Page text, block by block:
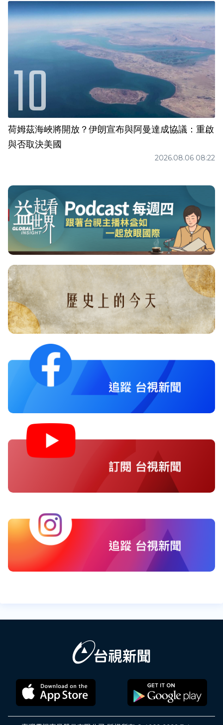
荷姆茲海峽將開放？伊朗宣布與阿曼達成協議：重啟
與否取決美國
2026.08.06 08:22